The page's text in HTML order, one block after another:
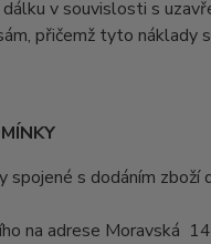
v souvislosti s
přičemž tyto náklady
s dodáním zboží
na adrese Moravská